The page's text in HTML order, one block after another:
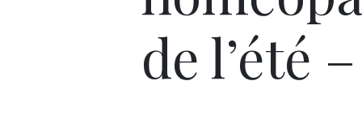
de l’été